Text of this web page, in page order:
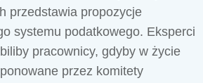
przedstawia propozycje
systemu podatkowego. Eksperci
pracownicy, gdyby w życie
przez komitety